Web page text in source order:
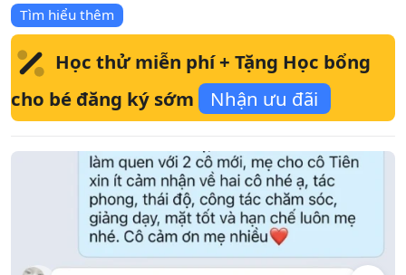
Tìm hiểu thêm
Học thử miễn phí + Tặng Học bổng
cho bé đăng ký sớm
Nhận ưu đãi